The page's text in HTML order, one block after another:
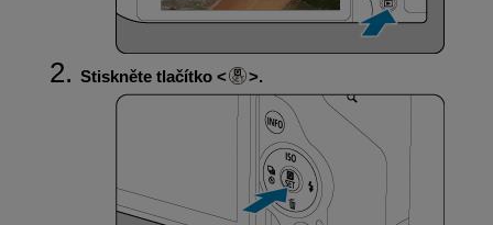
Stiskněte tlačítko .